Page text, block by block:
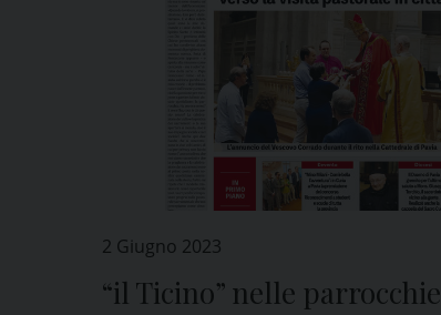
2 Giugno 2023
“il Ticino” nelle parrocchie